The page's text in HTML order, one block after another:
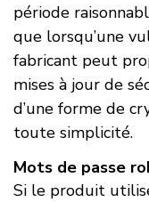
période
que lorsqu’une
fabricant peut
mises à jour de
d’une forme de
toute simplicité.
Mots de passe
Si le produit